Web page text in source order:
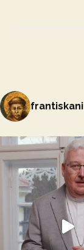
frantiskani